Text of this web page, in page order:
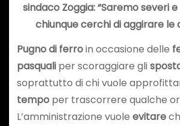
sindaco Zoggia: “Saremo severi
chiunque cerchi di aggirare le
Pugno di ferroin occasione delle
pasqualiper scoraggiare gli
soprattutto di chi vuole
tempoper trascorrere qualche
L’amministrazione vuole evitare